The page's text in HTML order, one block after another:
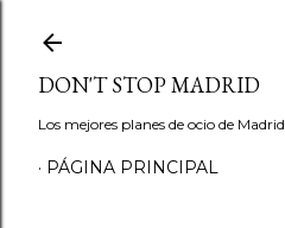
DON'T STOP MADRID
Los mejores planes de ocio de Madrid
PÁGINA PRINCIPAL